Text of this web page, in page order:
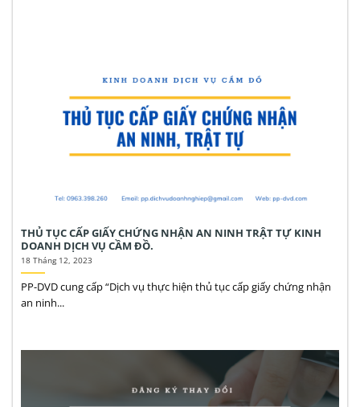
THỦ TỤC CẤP GIẤY CHỨNG NHẬN AN NINH TRẬT TỰ KINH
DOANH DỊCH VỤ CẦM ĐỒ.
18 Tháng 12, 2023
PP-DVD cung cấp “Dịch vụ thực hiện thủ tục cấp giấy chứng nhận
an ninh...